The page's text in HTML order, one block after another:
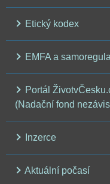
Etický kodex
EMFA a
Portál
(Nadační fond
Inzerce
Aktuální počasí